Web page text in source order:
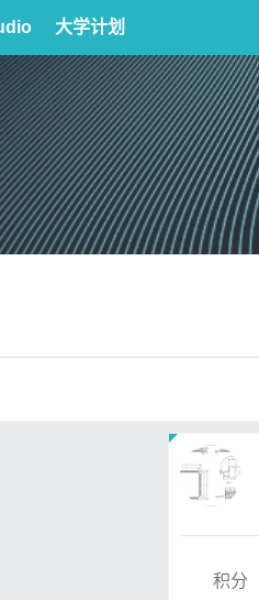
大学计划
积分